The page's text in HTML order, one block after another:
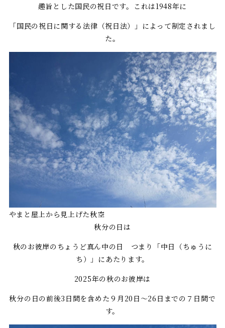
趣旨とした国民の祝日です。これは1948年に
「国民の祝日に関する法律（祝日法）」によって制定されまし
た。
やまと屋上から見上げた秋空
秋分の日は
秋のお彼岸のちょうど真ん中の日 つまり「中日（ちゅうに
ち）」にあたります。
2025年の秋のお彼岸は
秋分の日の前後3日間を含めた９月20日～26日までの７日間で
す。